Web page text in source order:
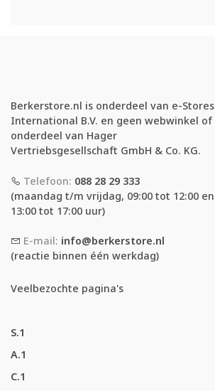
Berkerstore.nl is onderdeel van e-Stores
International B.V. en geen webwinkel of
onderdeel van Hager
Vertriebsgesellschaft GmbH & Co. KG.
Telefoon: 088 28 29 333
(maandag t/m vrijdag, 09:00 tot 12:00 en
13:00 tot 17:00 uur)
E-mail: info@berkerstore.nl
(reactie binnen één werkdag)
Veelbezochte pagina's
S.1
A.1
C.1